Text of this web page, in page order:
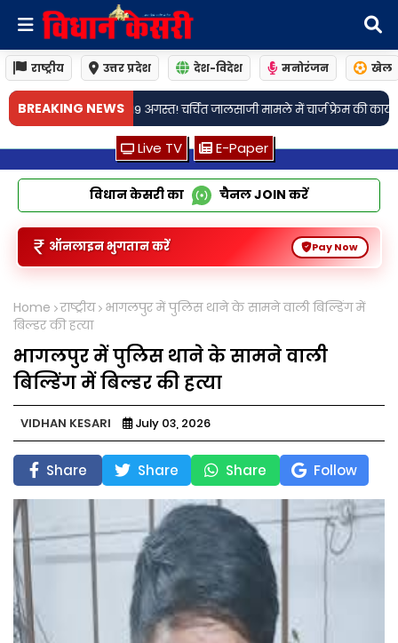
राष्ट्रीय उत्तर प्रदेश देश-विदेश मनोरंजन खेल
BREAKING NEWS
जालसाजी मामले में चार्ज फ्रेम की कार्यवाही शुरू• ये फितूर तेरा रिव्यू:
Live TV E-Paper
विधान केसरी का चैनलJOIN करें
ऑनलाइन भुगतान करें Pay Now
Home राष्ट्रीय भागलपुर में पुलिस थाने के सामने वाली बिल्डिंग में
बिल्डर की हत्या
भागलपुर में पुलिस थाने के सामने वाली
बिल्डिंग में बिल्डर की हत्या
VIDHAN KESARI July 03, 2026
Share Share Share Follow